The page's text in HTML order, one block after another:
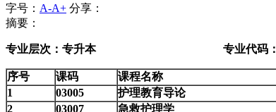
字号： A-A+ 分享：
摘要：
专业层次：专升本 专业代码：
序号 课码 课程名称
1
03005 护理教育导论
2 03007 急救护理学